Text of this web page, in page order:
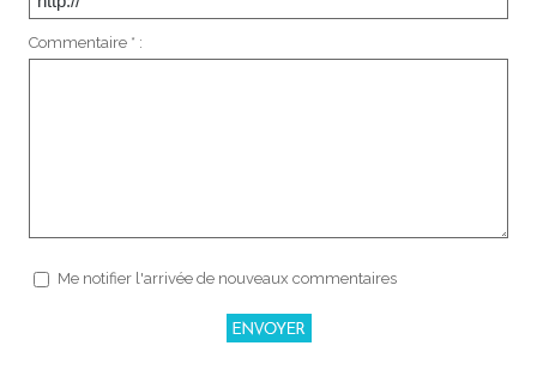
Commentaire * :
Me notifier l'arrivée de nouveaux commentaires